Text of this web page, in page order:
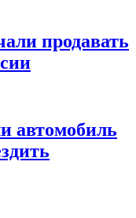
продавать
автомобиль